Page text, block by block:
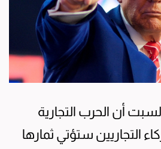
أن الحرب التجارية
التجاريين ستؤتي ثمارها